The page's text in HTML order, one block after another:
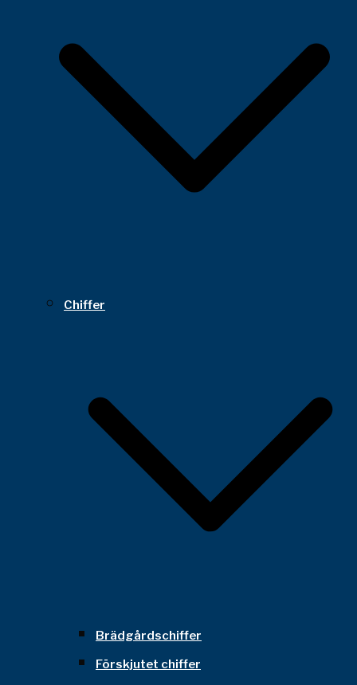
Chiffer
Brädgårdschiffer
Förskjutet chiffer